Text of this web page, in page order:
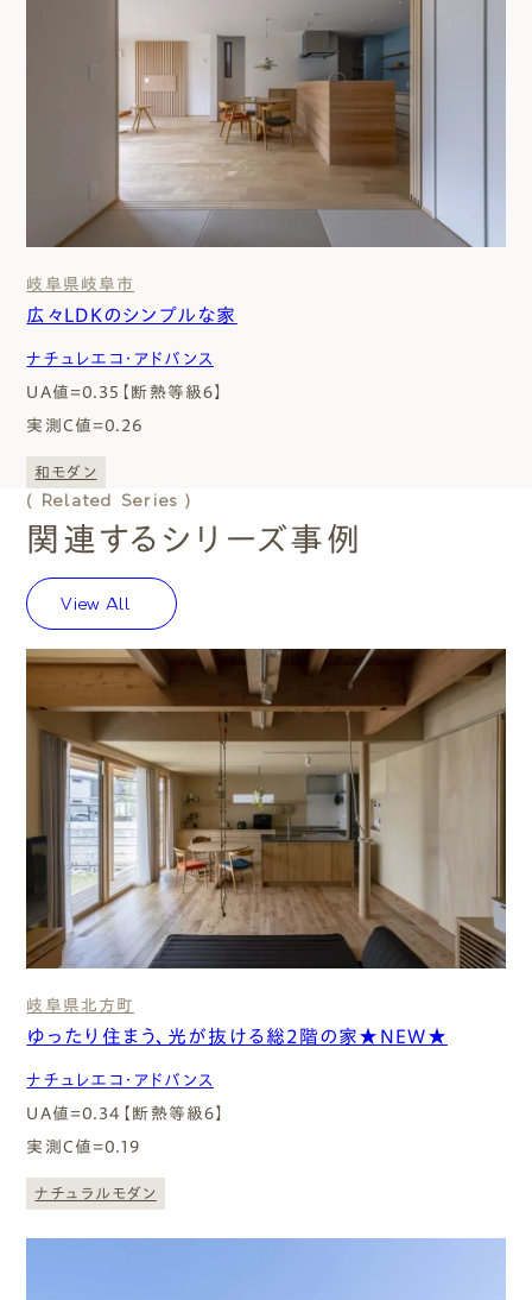
岐阜県 岐阜市
広々LDKのシンプルな家
ナチュレエコ・アドバンス
UA値=0.35【断熱等級６】
実測C値=0.26
和モダン
( Related Series )
関連するシリーズ事例
View All
岐阜県 北⽅町
ゆったり住まう、光が抜ける総2階の家★NEW★
ナチュレエコ・アドバンス
UA値=0.34【断熱等級６】
実測C値=0.19
ナチュラルモダン